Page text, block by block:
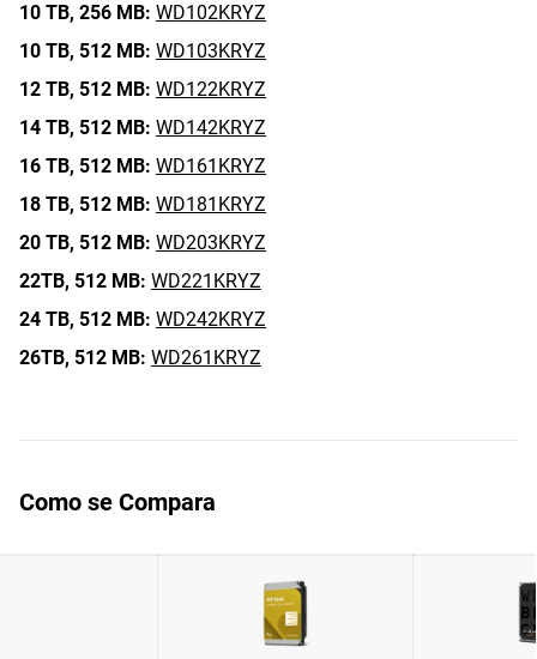
10 TB, 256 MB: WD102KRYZ
10 TB, 512 MB: WD103KRYZ
12 TB, 512 MB: WD122KRYZ
14 TB, 512 MB: WD142KRYZ
16 TB, 512 MB: WD161KRYZ
18 TB, 512 MB: WD181KRYZ
20 TB, 512 MB: WD203KRYZ
22TB, 512 MB: WD221KRYZ
24 TB, 512 MB: WD242KRYZ
26TB, 512 MB: WD261KRYZ
Como se Compara